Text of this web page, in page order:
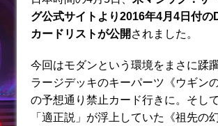
a
b
o
o
k
グ公式サイトより2016年4月4日付の
カードリストが公開 されました。
今回はモダンという環境をまさに蹂
ラージデッキのキーパーツ《ウギン
の予想通り禁止カード行きに。そし
「適正説」が浮上していた《祖先の